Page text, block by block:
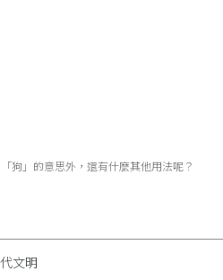
狗」的意思外，還有什麼其他用法呢？
文明